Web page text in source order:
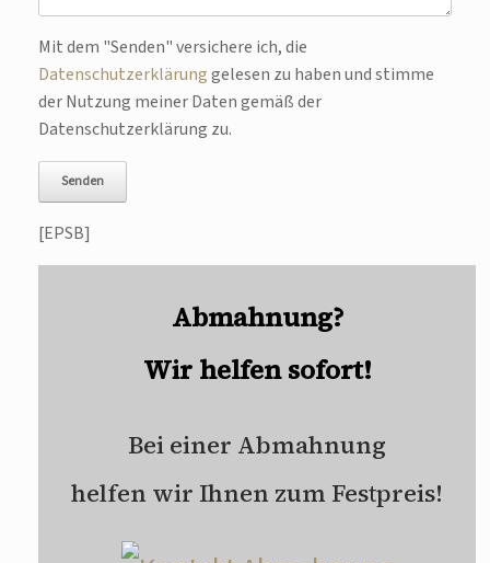
Bitte lasse dieses Feld leer.
Mit dem "Senden" versichere ich, die
Datenschutzerklärunggelesen zu haben und stimme
der Nutzung meiner Daten gemäß der
Datenschutzerklärung zu.
[EPSB]
Abmahnung?
Wir helfen sofort!
Bei einer Abmahnung
helfen wir Ihnen zum Festpreis!